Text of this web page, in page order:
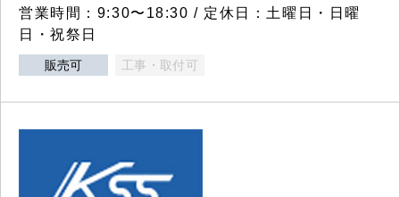
営業時間：9:30〜18:30 / 定休日：土曜日・日曜
日・祝祭日
販売可 工事・取付可